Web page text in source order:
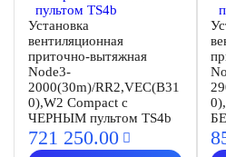
Установка
вентиляционная
приточно-вытяжная
Node3-
2000(30m)/RR2,VEC(B31
0),W2 Compact с
ЧЕРНЫМ пультом TS4b
721 250.00